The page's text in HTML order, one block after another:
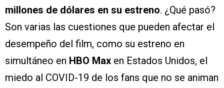
millones de dólares en su estreno. ¿Qué pasó?
Son varias las cuestiones que pueden afectar el
desempeño del film, como su estreno en
simultáneo en HBO Max en Estados Unidos, el
miedo al COVID-19 de los fans que no se animan